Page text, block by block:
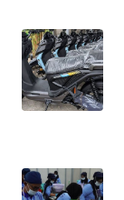
WN
BALI
WN
WN
KALTENG